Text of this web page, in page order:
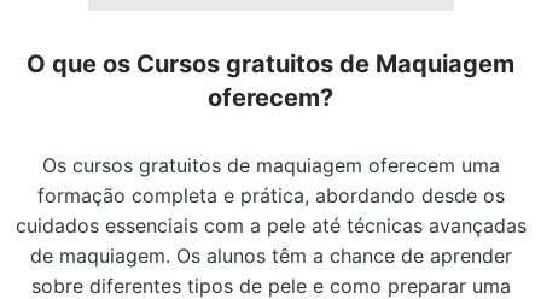
O que os Cursos gratuitos de Maquiagem
oferecem?
Os cursos gratuitos de maquiagem oferecem uma
formação completa e prática, abordando desde os
cuidados essenciais com a pele até técnicas avançadas
de maquiagem. Os alunos têm a chance de aprender
sobre diferentes tipos de pele e como preparar uma